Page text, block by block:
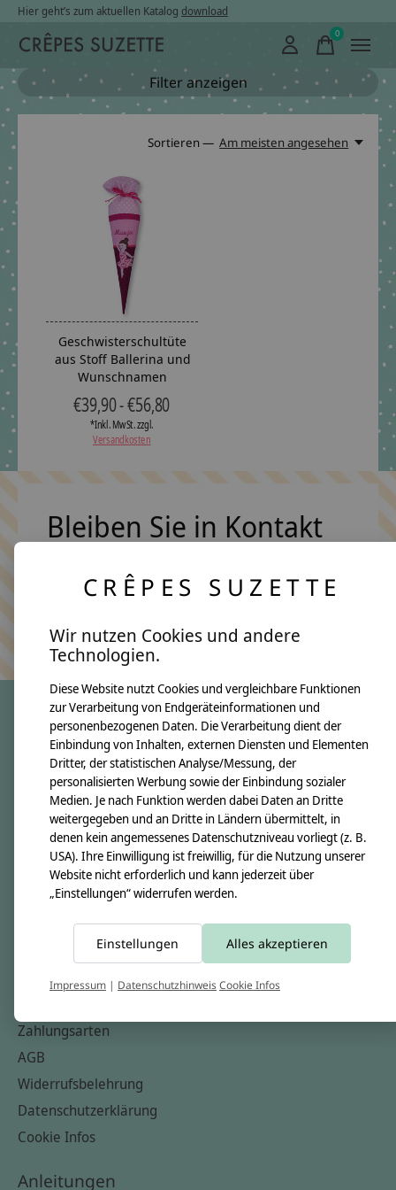
Hier geht’s zum aktuellen Katalog download
0items
Filter anzeigen
Sortieren — Am meisten angesehen
Geschwisterschultüte
aus Stoff Ballerina und
Wunschnamen
€39,90 - €56,80
*Inkl. MwSt. zzgl.
Versandkosten
Bleiben Sie in Kontakt
Keine Sorge, wir übertreiben es nicht
crêpes suzette
Über uns
Unsere Creppies
Nähkästchen
Unsere Stoffe
Impressum
Informationen
Kontakt
Zahlungsarten
AGB
Widerrufsbelehrung
Datenschutzerklärung
Cookie Infos
Anleitungen
CRÊPES SUZETTE
Wir nutzen Cookies und andere
Technologien.
Diese Website nutzt Cookies und vergleichbare Funktionen
zur Verarbeitung von Endgeräteinformationen und
personenbezogenen Daten. Die Verarbeitung dient der
Einbindung von Inhalten, externen Diensten und Elementen
Dritter, der statistischen Analyse/Messung, der
personalisierten Werbung sowie der Einbindung sozialer
Medien. Je nach Funktion werden dabei Daten an Dritte
weitergegeben und an Dritte in Ländern übermittelt, in
denen kein angemessenes Datenschutzniveau vorliegt (z. B.
USA). Ihre Einwilligung ist freiwillig, für die Nutzung unserer
Website nicht erforderlich und kann jederzeit über
„Einstellungen“ widerrufen werden.
Einstellungen Alles akzeptieren
Impressum | DatenschutzhinweisCookie Infos